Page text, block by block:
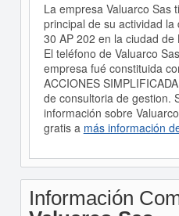
La empresa Valuarco Sas
principal de su actividad la
30 AP 202 en la ciudad de
El teléfono de Valuarco
empresa fué constituida
ACCIONES
de consultoria de gestion.
información sobre
gratis a más información
Información